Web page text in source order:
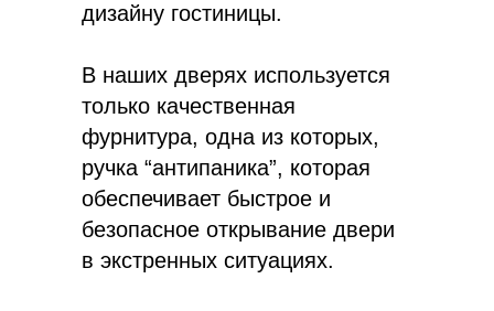
дизайну гостиницы.
В наших дверях используется
только качественная
фурнитура, одна из которых,
ручка “антипаника”, которая
обеспечивает быстрое и
безопасное открывание двери
в экстренных ситуациях.